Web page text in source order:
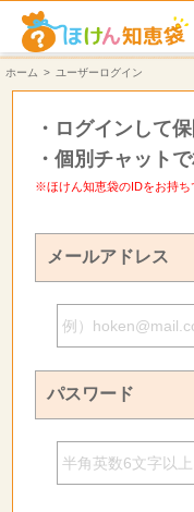
ホーム ユーザーログイン
・ ログインして
・個別チャット
※ほけん知恵袋のIDをお持ち
メールアドレス
パスワード